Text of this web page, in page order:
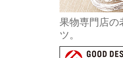
果物専門店の
ツ。